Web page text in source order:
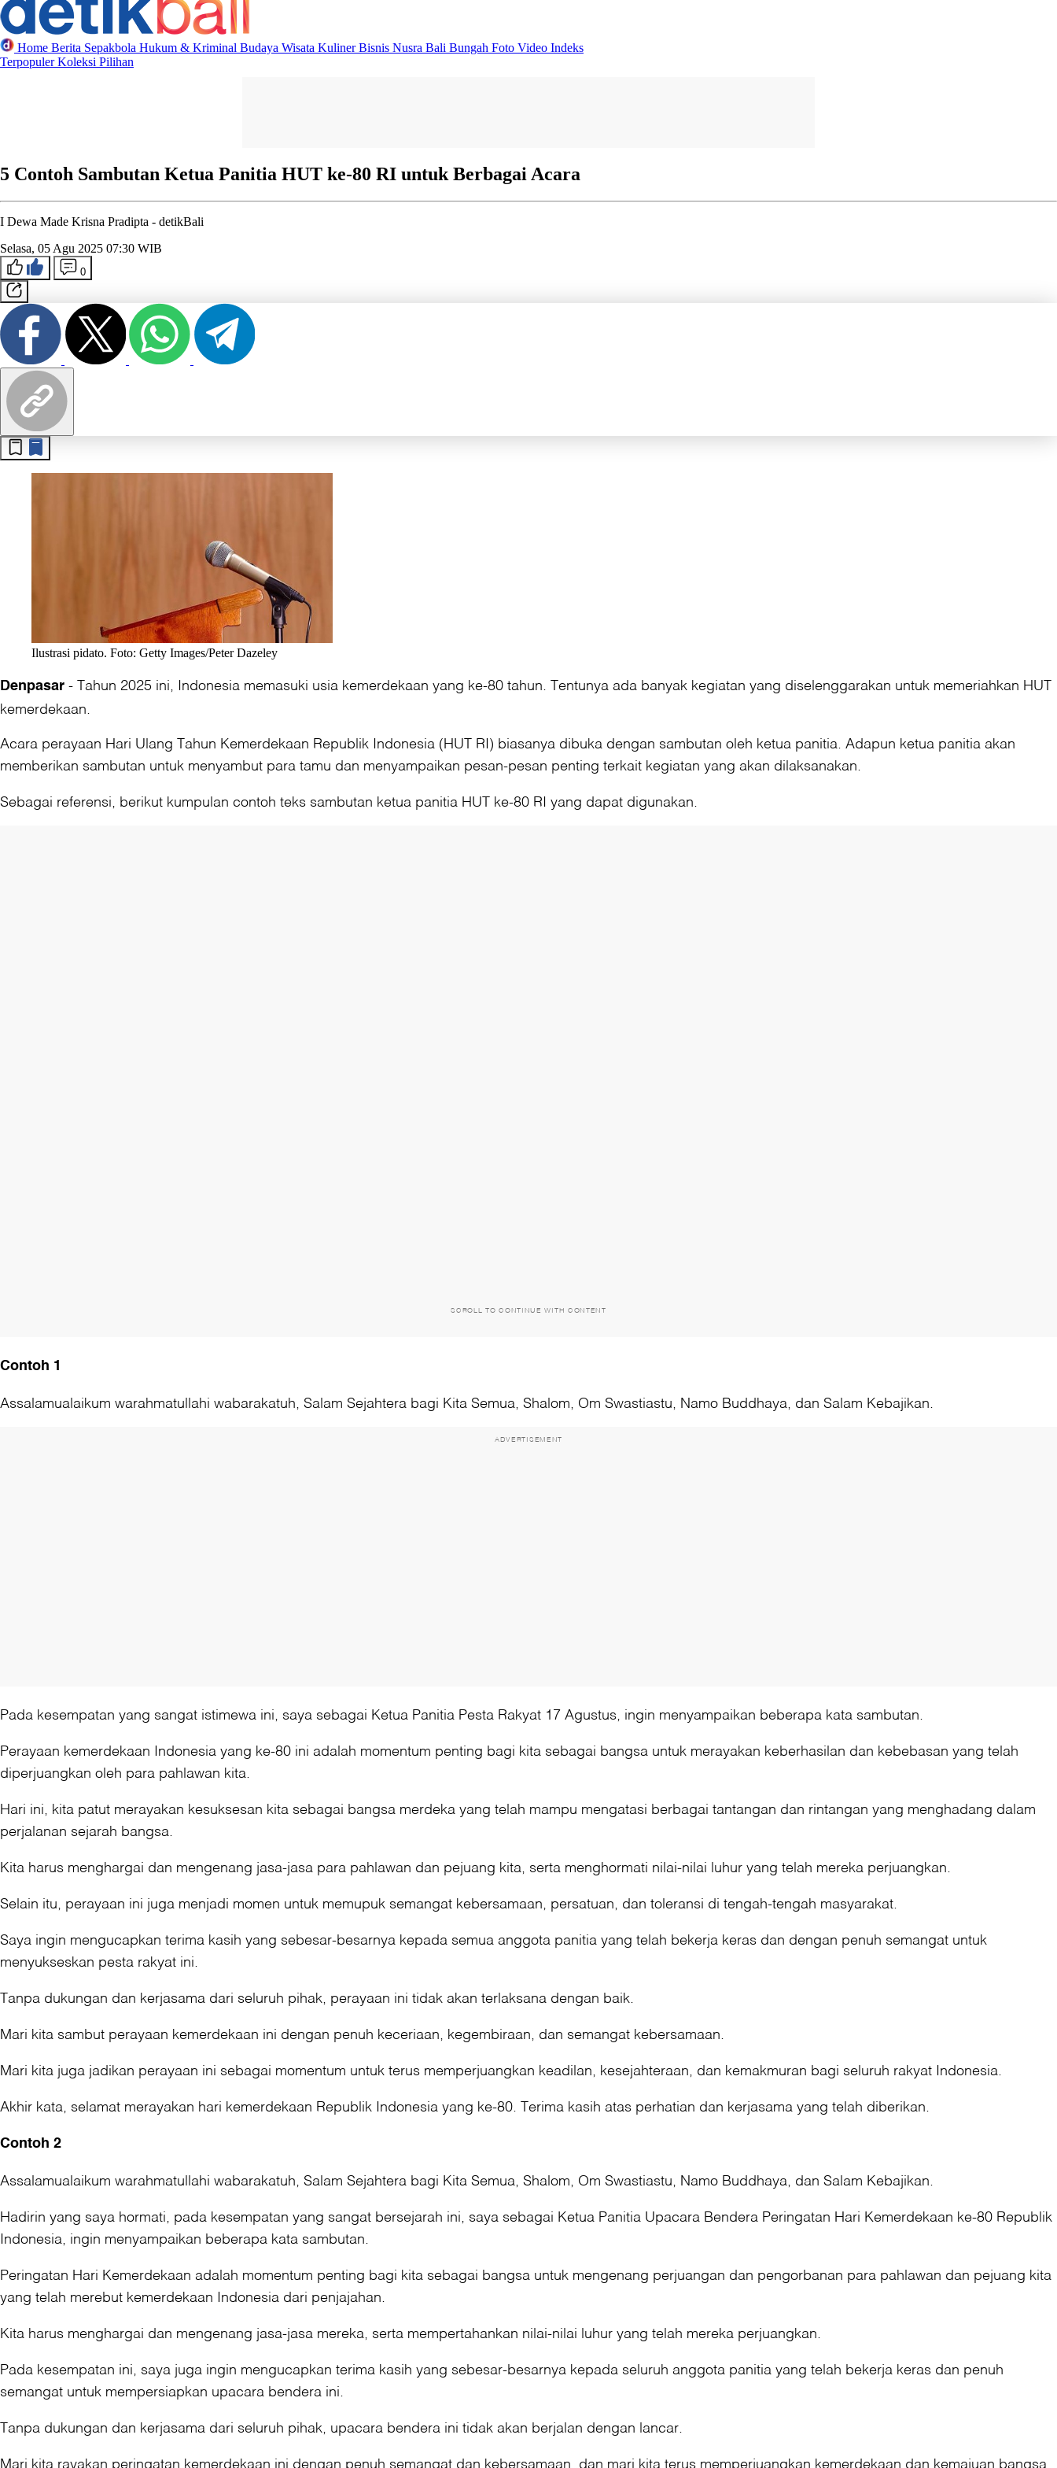
Home Berita Sepakbola Hukum & Kriminal Budaya Wisata KulinerBisnis Nusra Bali Bungah Foto Video Indeks
TerpopulerKoleksi Pilihan
5 Contoh Sambutan Ketua Panitia HUT ke-80 RI untuk Berbagai Acara
I Dewa Made Krisna Pradipta - detikBali
Selasa, 05 Agu 2025 07:30 WIB
0
Ilustrasi pidato. Foto: Getty Images/Peter Dazeley
Denpasar-Tahun 2025 ini, Indonesia memasuki usia kemerdekaan yang ke-80 tahun. Tentunya ada banyak kegiatan yang diselenggarakan untuk memeriahkan HUT
kemerdekaan.
Acara perayaan Hari Ulang Tahun Kemerdekaan Republik Indonesia (HUT RI) biasanya dibuka dengan sambutan oleh ketua panitia. Adapun ketua panitia akan
memberikan sambutan untuk menyambut para tamu dan menyampaikan pesan-pesan penting terkait kegiatan yang akan dilaksanakan.
Sebagai referensi, berikut kumpulan contoh teks sambutan ketua panitia HUT ke-80 RI yang dapat digunakan.
SCROLL TO CONTINUE WITH CONTENT
Contoh 1
Assalamualaikum warahmatullahi wabarakatuh, Salam Sejahtera bagi Kita Semua, Shalom, Om Swastiastu, Namo Buddhaya, dan Salam Kebajikan.
ADVERTISEMENT
Pada kesempatan yang sangat istimewa ini, saya sebagai Ketua Panitia Pesta Rakyat 17 Agustus, ingin menyampaikan beberapa kata sambutan.
Perayaan kemerdekaan Indonesia yang ke-80 ini adalah momentum penting bagi kita sebagai bangsa untuk merayakan keberhasilan dan kebebasan yang telah
diperjuangkan oleh para pahlawan kita.
Hari ini, kita patut merayakan kesuksesan kita sebagai bangsa merdeka yang telah mampu mengatasi berbagai tantangan dan rintangan yang menghadang dalam
perjalanan sejarah bangsa.
Kita harus menghargai dan mengenang jasa-jasa para pahlawan dan pejuang kita, serta menghormati nilai-nilai luhur yang telah mereka perjuangkan.
Selain itu, perayaan ini juga menjadi momen untuk memupuk semangat kebersamaan, persatuan, dan toleransi di tengah-tengah masyarakat.
Saya ingin mengucapkan terima kasih yang sebesar-besarnya kepada semua anggota panitia yang telah bekerja keras dan dengan penuh semangat untuk
menyukseskan pesta rakyat ini.
Tanpa dukungan dan kerjasama dari seluruh pihak, perayaan ini tidak akan terlaksana dengan baik.
Mari kita sambut perayaan kemerdekaan ini dengan penuh keceriaan, kegembiraan, dan semangat kebersamaan.
Mari kita juga jadikan perayaan ini sebagai momentum untuk terus memperjuangkan keadilan, kesejahteraan, dan kemakmuran bagi seluruh rakyat Indonesia.
Akhir kata, selamat merayakan hari kemerdekaan Republik Indonesia yang ke-80. Terima kasih atas perhatian dan kerjasama yang telah diberikan.
Contoh 2
Assalamualaikum warahmatullahi wabarakatuh, Salam Sejahtera bagi Kita Semua, Shalom, Om Swastiastu, Namo Buddhaya, dan Salam Kebajikan.
Hadirin yang saya hormati, pada kesempatan yang sangat bersejarah ini, saya sebagai Ketua Panitia Upacara Bendera Peringatan Hari Kemerdekaan ke-80 Republik
Indonesia, ingin menyampaikan beberapa kata sambutan.
Peringatan Hari Kemerdekaan adalah momentum penting bagi kita sebagai bangsa untuk mengenang perjuangan dan pengorbanan para pahlawan dan pejuang kita
yang telah merebut kemerdekaan Indonesia dari penjajahan.
Kita harus menghargai dan mengenang jasa-jasa mereka, serta mempertahankan nilai-nilai luhur yang telah mereka perjuangkan.
Pada kesempatan ini, saya juga ingin mengucapkan terima kasih yang sebesar-besarnya kepada seluruh anggota panitia yang telah bekerja keras dan penuh
semangat untuk mempersiapkan upacara bendera ini.
Tanpa dukungan dan kerjasama dari seluruh pihak, upacara bendera ini tidak akan berjalan dengan lancar.
Mari kita rayakan peringatan kemerdekaan ini dengan penuh semangat dan kebersamaan, dan mari kita terus memperjuangkan kemerdekaan dan kemajuan bangsa